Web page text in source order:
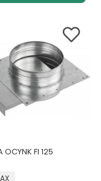
OCYNK FI 125